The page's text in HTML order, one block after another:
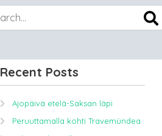
Recent Posts
Ajopäivä etelä-Saksan läpi
Peruuttamalla kohti Travemündea